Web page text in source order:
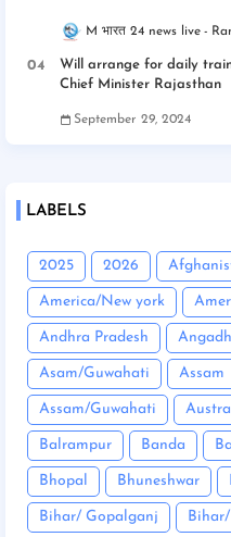
M भारत 24 news live
Will arrange for daily
Chief Minister Rajasthan
September 29, 2024
LABELS
2025 2026
America/New york
Andhra Pradesh
Asam/Guwahati Assam
Assam/Guwahati
Balrampur Banda
Bhopal Bhuneshwar
Bihar/ Gopalganj